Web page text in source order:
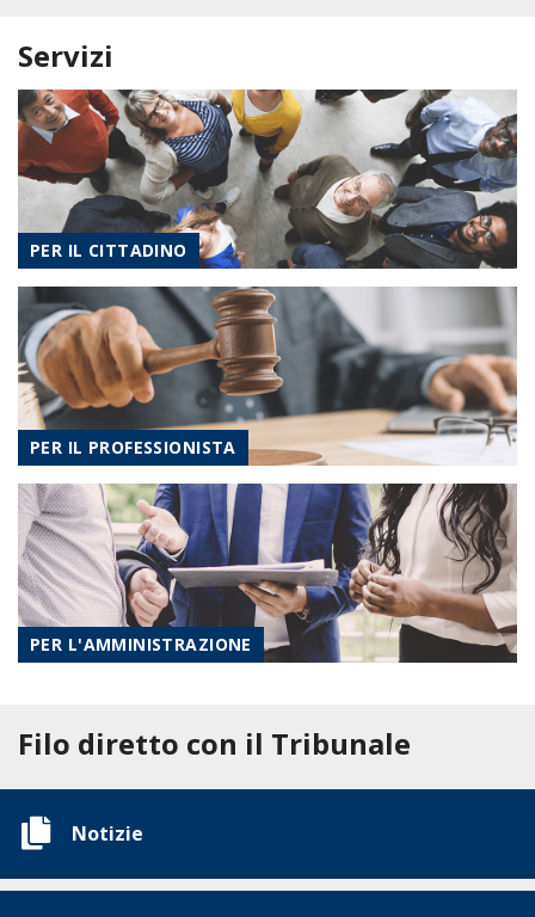
Servizi
PER IL CITTADINO
PER IL PROFESSIONISTA
PER L'AMMINISTRAZIONE
Filo diretto con il Tribunale
Notizie